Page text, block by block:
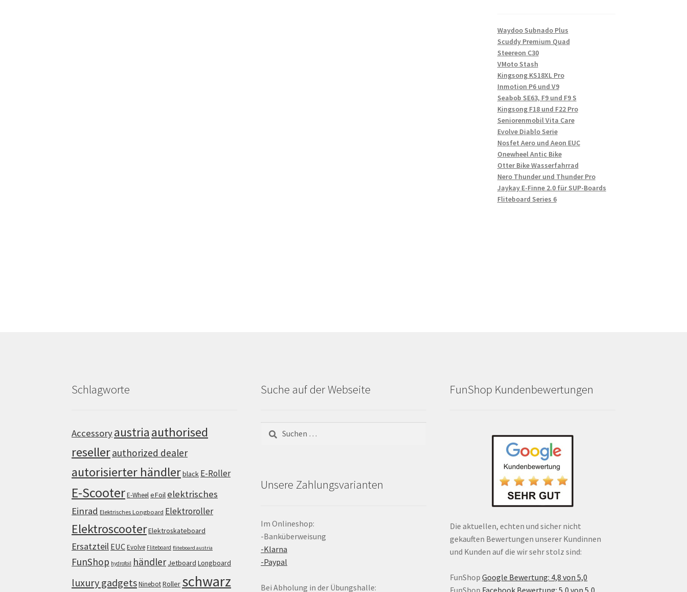
Waydoo Subnado Plus
Scuddy Premium Quad
Steereon C30
VMoto Stash
Kingsong KS18XL Pro
Inmotion P6 und V9
Seabob SE63, F9 und F9 S
Kingsong F18 und F22 Pro
Seniorenmobil Vita Care
Evolve Diablo Serie
Nosfet Aero und Aeon EUC
Onewheel Antic Bike
Otter Bike Wasserfahrrad
Nero Thunder und Thunder Pro
Jaykay E-Finne 2.0 für SUP-Boards
Fliteboard Series 6
Schlagworte
Accessoryaustria authorised
resellerauthorized dealer
autorisierter händlerblack E-Roller
E-ScooterE-WheeleFoil elektrisches
Einrad Elektrisches Longboard Elektroroller
ElektroscooterElektroskateboard
Ersatzteil EUCEvolve Fliteboard fliteboard austria
FunShop hydrofoil händler Jetboard Longboard
luxury gadgetsNinebotRoller schwarz
Suche auf der Webseite
nach:
Unsere Zahlungsvarianten
Im Onlineshop:
-Banküberweisung
-Klarna
-Paypal
Bei Abholung in der Übungshalle:
FunShop Kundenbewertungen
Die aktuellen, echten und sicher nicht
gekauften Bewertungen unserer Kundinnen
und Kunden auf die wir sehr stolz sind:
FunShop Google Bewertung: 4,8 von 5,0
FunShop Facebook Bewertung: 5,0 von 5,0